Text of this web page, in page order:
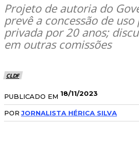
Projeto de autoria do
prevê a concessão de
privada por 20 anos;
em outras comissões
CLDF
PUBLICADO EM 18/11/2023
POR JORNALISTA HÉRICA SILVA